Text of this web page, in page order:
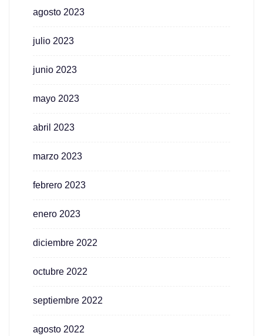
agosto 2023
julio 2023
junio 2023
mayo 2023
abril 2023
marzo 2023
febrero 2023
enero 2023
diciembre 2022
octubre 2022
septiembre 2022
agosto 2022